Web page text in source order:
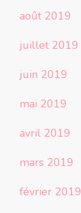
août 2019
juillet 2019
juin 2019
mai 2019
avril 2019
mars 2019
février 2019